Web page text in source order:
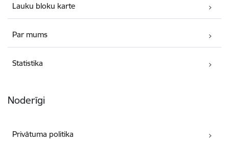
Lauku bloku karte
Par mums
Statistika
Noderīgi
Privātuma politika